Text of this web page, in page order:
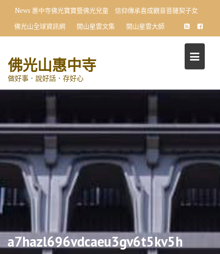
content
News 惠中寺佛光寶寶暨佛光兒童 信仰傳承喜成觀音菩薩契子女
佛光山全球資訊網
開山星雲文集 開山星雲大師
佛光山惠中寺
做好事．說好話．存好心
a7hazl696vdcaeu3gv6t5kv5h